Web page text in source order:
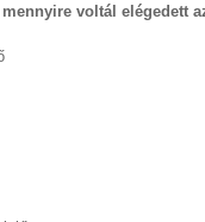
voltál elégedett